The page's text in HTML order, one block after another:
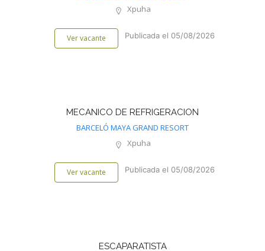
Xpuha
Ver vacante Publicada el 05/08/2026
MECANICO DE REFRIGERACION
BARCELÓ MAYA GRAND RESORT
Xpuha
Ver vacante Publicada el 05/08/2026
ESCAPARATISTA